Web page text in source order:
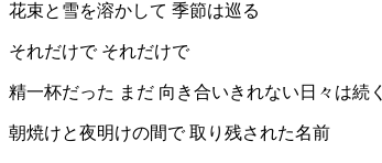
花束と雪を溶かして 季節は巡る
それだけで それだけで
精一杯だった まだ 向き合いきれない日々は続く
朝焼けと夜明けの間で 取り残された名前